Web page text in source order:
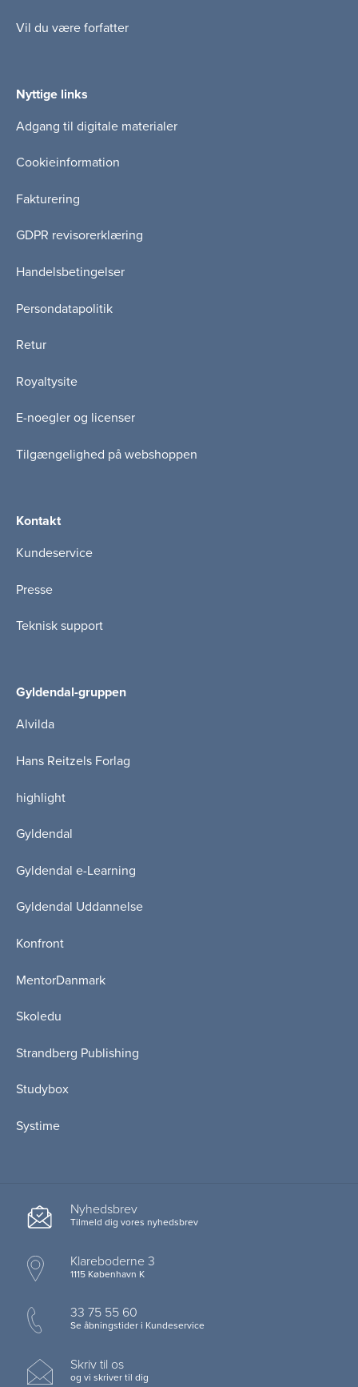
Vil du være forfatter
Nyttige links
Adgang til digitale materialer
Cookieinformation
Fakturering
GDPR revisorerklæring
Handelsbetingelser
Persondatapolitik
Retur
Royaltysite
E-noegler og licenser
Tilgængelighed på webshoppen
Kontakt
Kundeservice
Presse
Teknisk support
Gyldendal-gruppen
Alvilda
Hans Reitzels Forlag
highlight
Gyldendal
Gyldendal e-Learning
Gyldendal Uddannelse
Konfront
MentorDanmark
Skoledu
Strandberg Publishing
Studybox
Systime
Nyhedsbrev
Tilmeld dig vores nyhedsbrev
Klareboderne 3
1115 København K
33 75 55 60
Se åbningstider i Kundeservice
Skriv til os
og vi skriver til dig